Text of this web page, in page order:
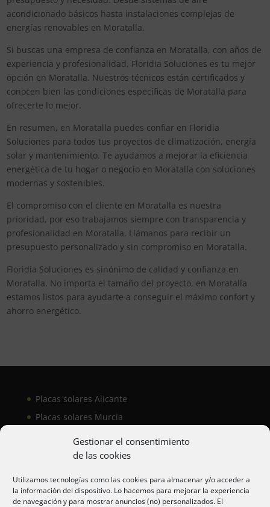
Gestionar el consentimiento
de las cookies
Utilizamos tecnologías como las cookies para almacenar y/o acceder a
la información del dispositivo. Lo hacemos para mejorar la experiencia
de navegación y para mostrar anuncios (no) personalizados. El
acondicionado básicos hasta instalaciones complejas de
energías renovables en Moratalla.
Si buscas una empresa de confianza en Moratalla, con años de
experiencia y profesionalidad, Floridia Soluciones es tu mejor
opción en Moratalla. Nuestros técnicos están certificados y
conocen bien las condiciones específicas de Moratalla para
ofrecerte lo mejor.
En resumen, en Moratalla puedes confiar en Floridia
Soluciones para todos tus proyectos de climatización, energía
solar y mantenimiento. Te ayudamos a mejorar la eficiencia
energética de tu hogar o negocio en Moratalla con soluciones
modernas y sostenibles.
El compromiso con el cliente en Moratalla es nuestra
prioridad, por eso trabajamos siempre con transparencia y
profesionalidad en Moratalla. Llámanos para recibir un
presupuesto personalizado y sin compromiso en Moratalla.
Floridia Soluciones es sinónimo de calidad y confianza en
Moratalla. No importa el tamaño del proyecto, en Moratalla
estamos listos para ayudarte a conseguir el máximo confort y
ahorro energético.
Placas solares Alicante
Placas solares Murcia
Aire acondicionado Alicante
Aire acondicionador Murcia